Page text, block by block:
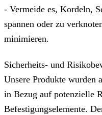
- Vermeide es, Kordeln,
spannen oder zu
minimieren.
Sicherheits- und
Unsere Produkte wurden
in Bezug auf potenzielle
Befestigungselemente.